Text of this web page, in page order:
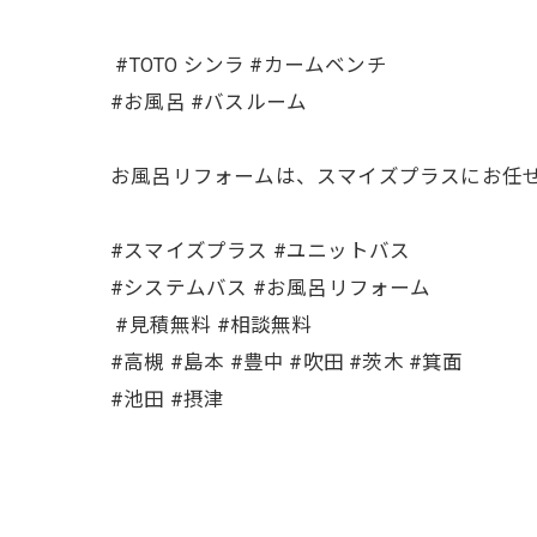
⁡ #TOTO シンラ #カームベンチ
#お風呂 #バスルーム
お風呂リフォームは、スマイズプラスにお任
#スマイズプラス #ユニットバス
#システムバス⁡ #お風呂リフォーム
⁡ #見積無料 #相談無料
#高槻 #島本 #豊中 #吹田 #茨木 #箕面
#池田 #摂津